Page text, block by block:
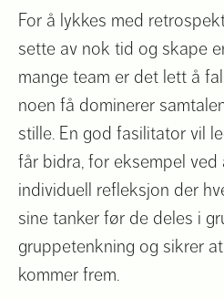
For å lykkes med
sette av nok tid og skape
mange team er det lett å
noen få dominerer
stille. En god fasilitator vil
får bidra, for eksempel ved
individuell refleksjon der
sine tanker før de deles i
gruppetenkning og sikrer
kommer frem.